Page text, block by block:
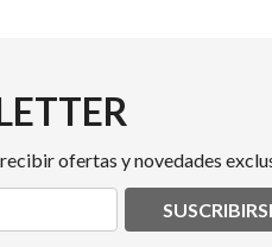
ofertas y novedades